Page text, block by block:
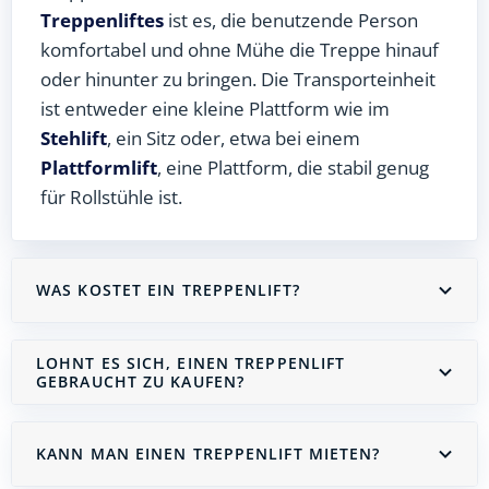
Treppenliftes ist es, die benutzende Person
komfortabel und ohne Mühe die Treppe hinauf
oder hinunter zu bringen. Die Transporteinheit
ist entweder eine kleine Plattform wie im
Stehlift, ein Sitz oder, etwa bei einem
Plattformlift, eine Plattform, die stabil genug
für Rollstühle ist.
WAS KOSTET EIN TREPPENLIFT?
LOHNT ES SICH, EINEN TREPPENLIFT
GEBRAUCHT ZU KAUFEN?
KANN MAN EINEN TREPPENLIFT MIETEN?